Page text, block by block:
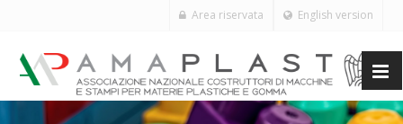
English version
Area riservata